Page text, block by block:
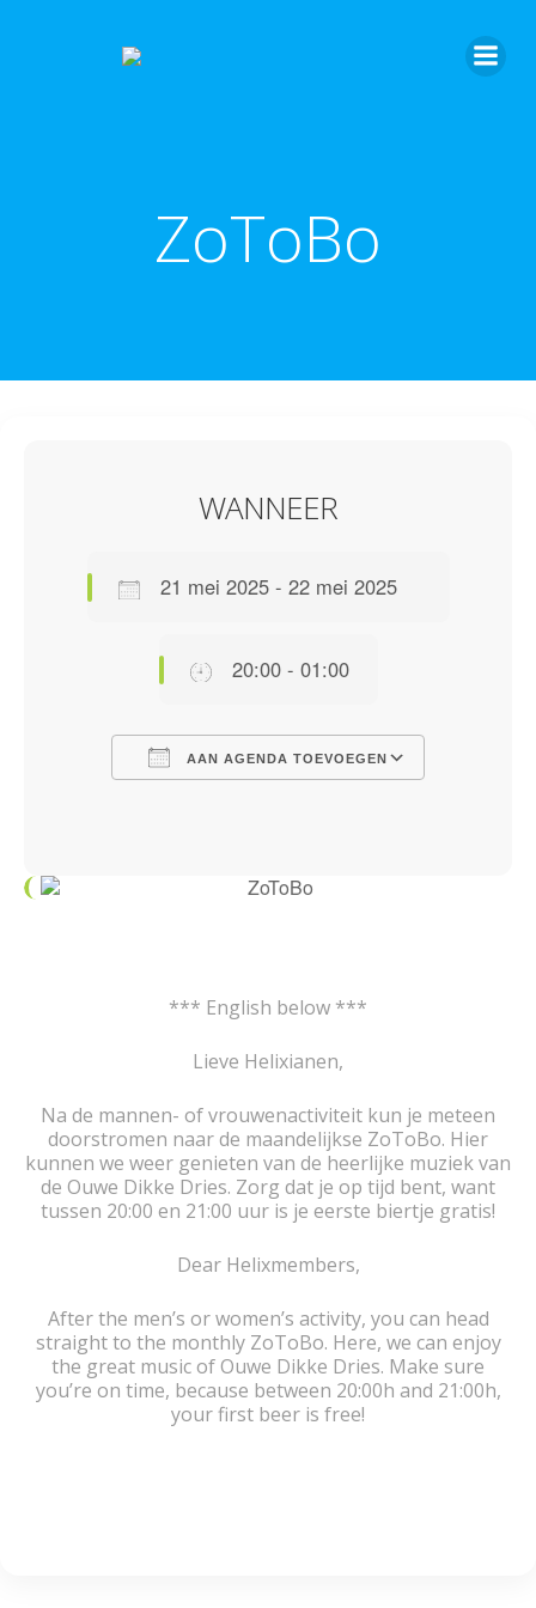
ZoToBo
WANNEER
21 mei 2025 - 22 mei 2025
20:00 - 01:00
AAN AGENDA TOEVOEGEN
*** English below ***
Lieve Helixianen,
Na de mannen- of vrouwenactiviteit kun je meteen
doorstromen naar de maandelijkse ZoToBo. Hier
kunnen we weer genieten van de heerlijke muziek van
de Ouwe Dikke Dries. Zorg dat je op tijd bent, want
tussen 20:00 en 21:00 uur is je eerste biertje gratis!
Dear Helixmembers,
After the men’s or women’s activity, you can head
straight to the monthly ZoToBo. Here, we can enjoy
the great music of Ouwe Dikke Dries. Make sure
you’re on time, because between 20:00h and 21:00h,
your first beer is free!